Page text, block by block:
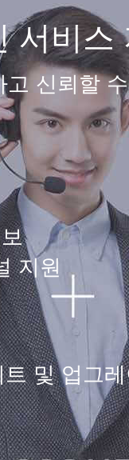
서비스
신뢰할
지원
및 업그